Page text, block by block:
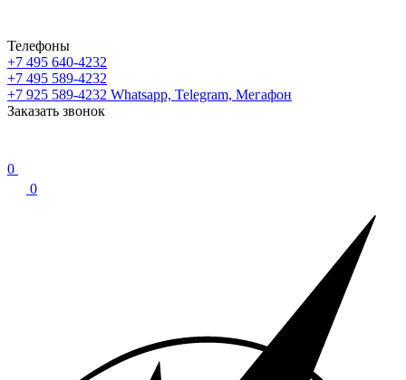
Телефоны
+7 495 640-4232
+7 495 589-4232
+7 925 589-4232 Whatsapp, Telegram, Мегафон
Заказать звонок
0
0